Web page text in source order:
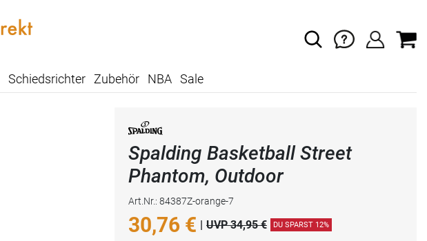
Schiedsrichter Zubehör NBA Sale
Spalding Basketball Street
Phantom, Outdoor
Art.Nr.: 84387Z-orange-7
30,76 € | UVP 34,95 € DU SPARST 12%